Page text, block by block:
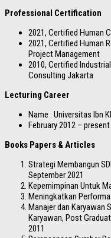
Professional Certification
2021, Certified Human
2021, Certified Human
Project Management
2010, Certified
Consulting Jakarta
Lecturing Career
Name : Universitas Ibn
February 2012 –
Books Papers & Articles
Strategi Membangun
September 2021
Kepemimpinan Untuk
Meningkatkan
Manajer dan Karyawan
Karyawan, Post
2011